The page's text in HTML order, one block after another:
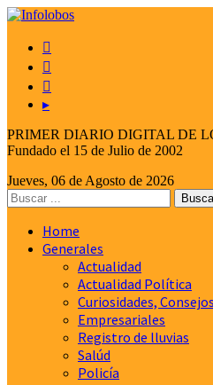



▸
PRIMER DIARIO DIGITAL DE
Fundado el 15 de Julio de 2002
Jueves, 06 de Agosto de 2026
Home
Generales
Actualidad
Actualidad Política
Curiosidades,
Empresariales
Registro de lluvias
Salúd
Policía